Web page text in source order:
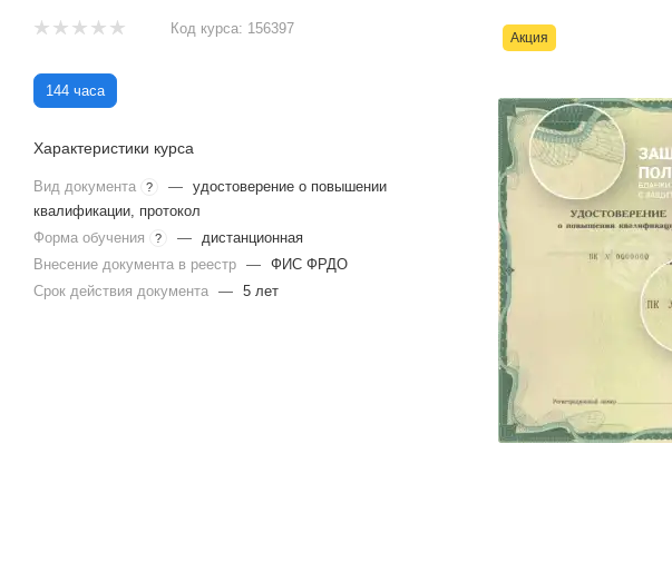
Акция
Код курса: 156397
144 часа
Характеристики курса
Вид документа ? — удостоверение о повышении
квалификации, протокол
Форма обучения
? —
дистанционная
Внесение документа в реестр — ФИС ФРДО
Срок действия документа — 5 лет